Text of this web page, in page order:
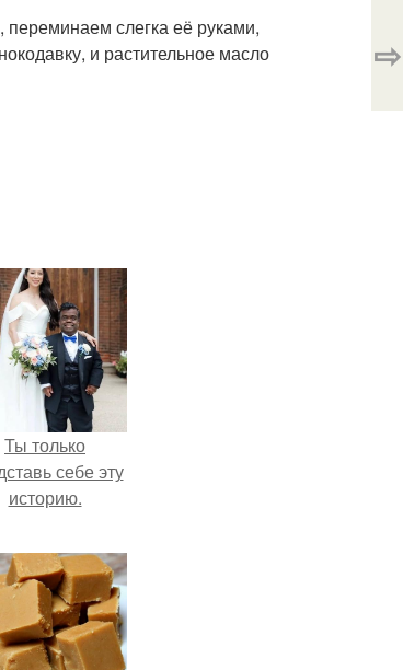
слегка её руками,
и растительное масло
⇨
Ты только
себе эту
историю.